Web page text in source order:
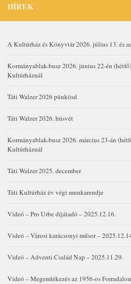
HÍREK
A Kultúrház és Könyvtár 2026. július 13. és
Kormányablak-busz 2026. június 22-én
Kultúrháznál
Táti Walzer 2026 pünkösd
Táti Walzer 2026. húsvét
Kormányablak-busz 2026. március 23-án
Kultúrháznál
Táti Walzer 2025. december
Táti Kultúrház év végi munkarendje
Videó – Pro Urbe díjátadó – 2025.12.16.
Videó – Városi karácsonyi műsor –
Videó – Adventi Család Nap – 2025.11.29.
Videó – Megemlékezés az 1956-os